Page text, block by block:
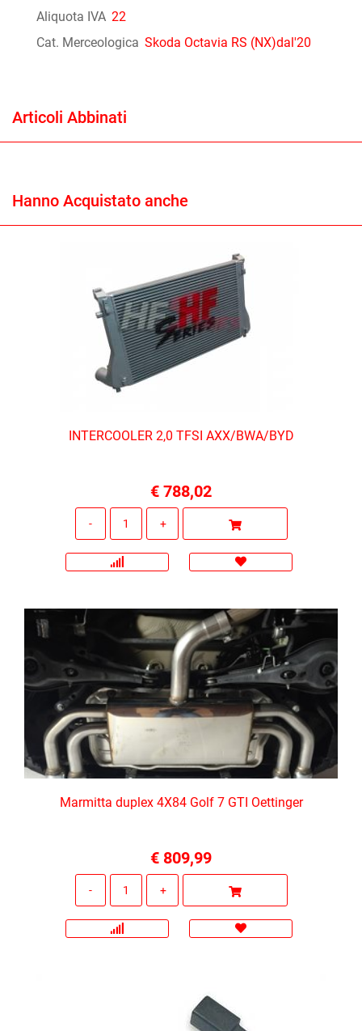
Aliquota IVA 22
Cat. Merceologica Skoda Octavia RS (NX)dal'20
Articoli Abbinati
Hanno Acquistato anche
INTERCOOLER 2,0 TFSI AXX/BWA/BYD
€ 788,02
Marmitta duplex 4X84 Golf 7 GTI Oettinger
€ 809,99